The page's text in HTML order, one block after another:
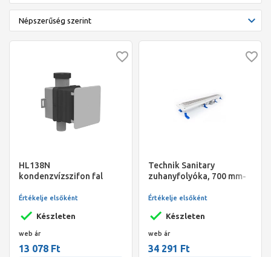
HL138N
kondenzvízszifon fal
Készleten
Értékelje elsőként
web ár
13 078 Ft
Technik Sanitary
zuhanyfolyóka, 700 mm-
Készleten
Értékelje elsőként
web ár
34 291 Ft